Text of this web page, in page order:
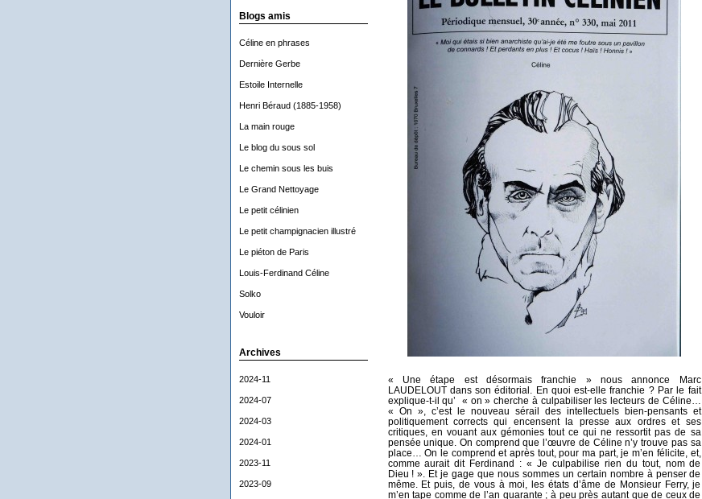
Blogs amis
Céline en phrases
Dernière Gerbe
Estoile Internelle
Henri Béraud (1885-1958)
La main rouge
Le blog du sous sol
Le chemin sous les buis
Le Grand Nettoyage
Le petit célinien
Le petit champignacien illustré
Le piéton de Paris
Louis-Ferdinand Céline
Solko
Vouloir
Archives
2024-11
2024-07
2024-03
2024-01
2023-11
2023-09
« Une étape est désormais franchie » nous annonce Marc
LAUDELOUT dans son éditorial. En quoi est-elle franchie ? Par le fait
explique-t-il qu’ « on » cherche à culpabiliser les lecteurs de Céline…
« On », c’est le nouveau sérail des intellectuels bien-pensants et
politiquement corrects qui encensent la presse aux ordres et ses
critiques, en vouant aux gémonies tout ce qui ne ressortit pas de sa
pensée unique. On comprend que l’œuvre de Céline n’y trouve pas sa
place… On le comprend et après tout, pour ma part, je m’en félicite, et,
comme aurait dit Ferdinand : « Je culpabilise rien du tout, nom de
Dieu ! ». Et je gage que nous sommes un certain nombre à penser de
même. Et puis, de vous à moi, les états d’âme de Monsieur Ferry, je
m’en tape comme de l’an quarante ; à peu près autant que de ceux de